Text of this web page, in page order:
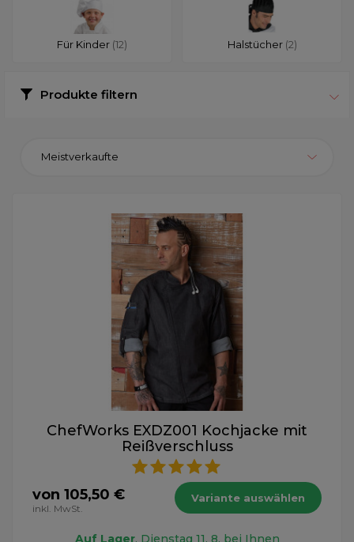
Für Kinder (12) Halstücher (2)
Produkte filtern
Meistverkaufte
ChefWorks EXDZ001 Kochjacke mit
Reißverschluss
von 105,50 €
inkl. MwSt.
Variante auswählen
Auf Lager, Dienstag 11. 8. bei Ihnen